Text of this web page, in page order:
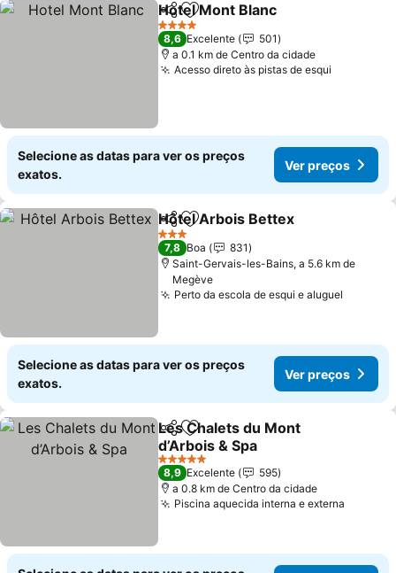
PartilharAdicionar aos favoritos
Hotel Mont Blanc
4 Estrelas
8,6 Excelente
501
a 0.1 km de Centro da cidade
Acesso direto às pistas de esqui
Selecione as datas para ver os preços
exatos.
Ver preços
PartilharAdicionar aos favoritos
Hôtel Arbois Bettex
3 Estrelas
7,8 Boa
831
Saint-Gervais-les-Bains, a 5.6 km de
Megève
Perto da escola de esqui e aluguel
Selecione as datas para ver os preços
exatos.
Ver preços
PartilharAdicionar aos favoritos
Les Chalets du Mont
d’Arbois & Spa
5 Estrelas
8,9 Excelente
595
a 0.8 km de Centro da cidade
Piscina aquecida interna e externa